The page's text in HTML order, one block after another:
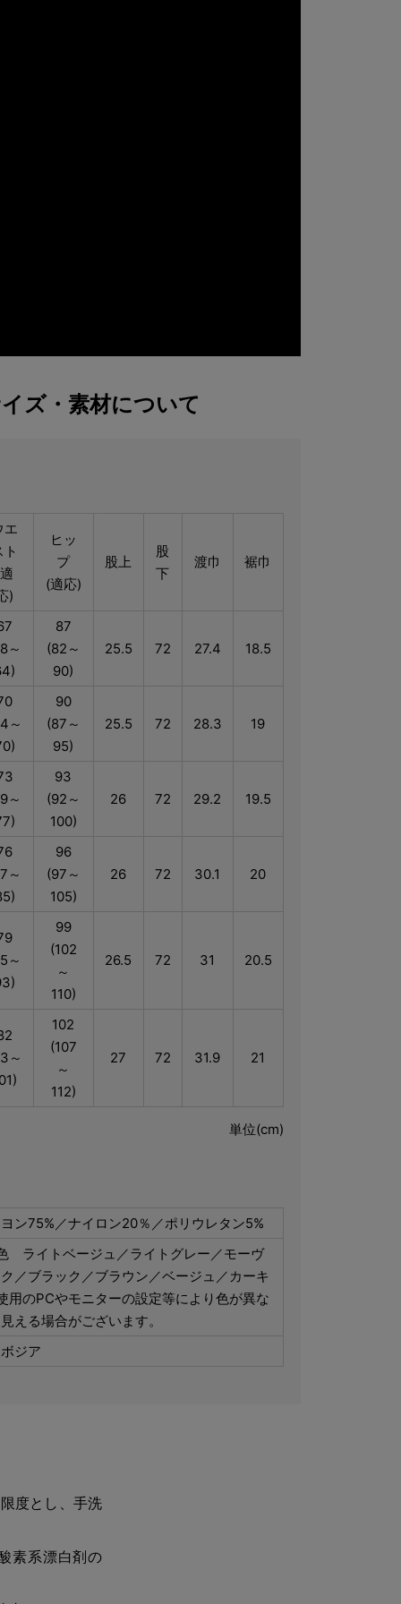
ズ・素材について
エ
ト
)
ヒッ
プ
(適応)
股上
股
下
渡巾 裾巾
～
87
(82～
90)
25.5 72 27.4 18.5
～
90
(87～
95)
25.5 72 28.3 19
～
93
(92～
100)
26 72 29.2 19.5
～
96
(97～
105)
26 72 30.1 20
～
99
(102
～
110)
26.5 72 31 20.5
～
102
(107
～
112)
27 72 31.9 21
単位(cm)
ン75%／ナイロン20％／ポリウレタン5%
ライトベージュ／ライトグレー／モーヴ
／ブラック／ブラウン／ベージュ／カーキ
用のPCやモニターの設定等により色が異な
える場合がございます。
ジア
度とし、手洗
素系漂白剤の